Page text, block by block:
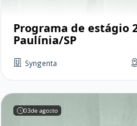
Programa de estágio
Paulínia/SP
Syngenta
03de agosto